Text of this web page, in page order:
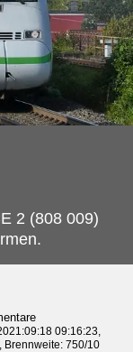
2 (808 009)
09:16:23,
Brennweite: 750/10